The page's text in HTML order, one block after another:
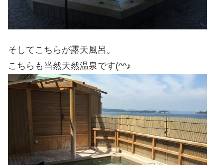
そしてこちらが露天風呂。
こちらも当然天然温泉です(^^♪